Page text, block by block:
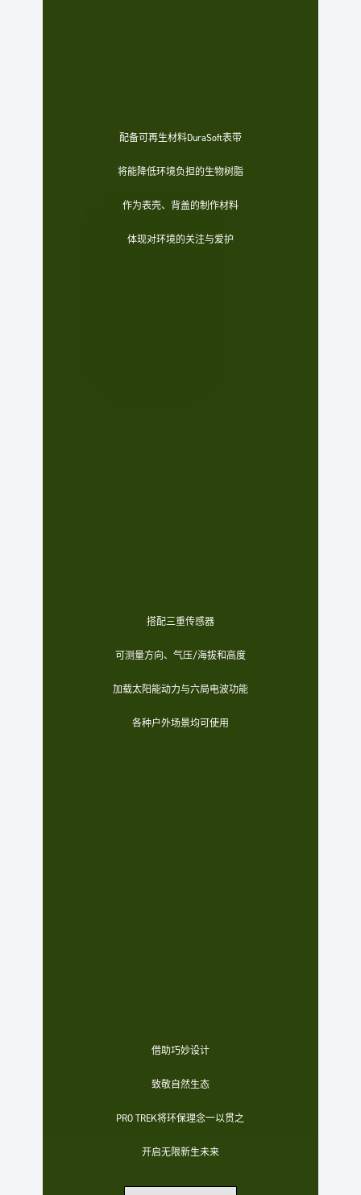
配备可再生材料DuraSoft表带
将能降低环境负担的生物树脂
作为表壳、背盖的制作材料
体现对环境的关注与爱护
搭配三重传感器
可测量方向、气压/海拔和高度
加载太阳能动力与六局电波功能
各种户外场景均可使用
借助巧妙设计
致敬自然生态
PRO TREK将环保理念一以贯之
开启无限新生未来